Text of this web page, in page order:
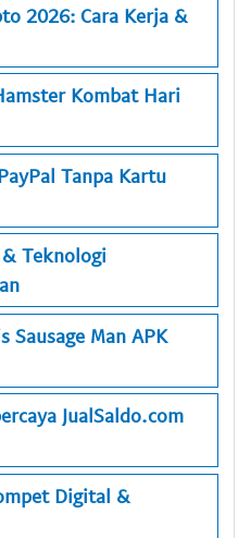
2026: Cara Kerja &
Kombat Hari
Tanpa Kartu
Teknologi
Sausage Man APK
JualSaldo.com
Digital &